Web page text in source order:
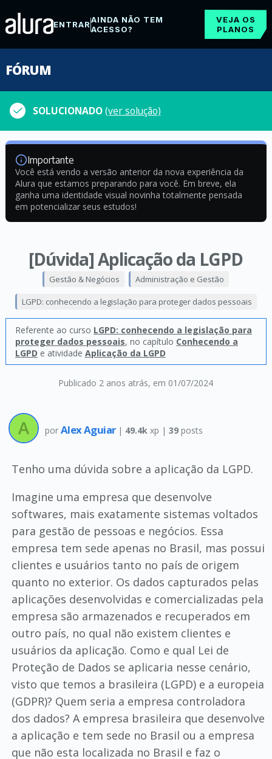
ENTRARAINDA NÃO TEM
ACESSO?
VEJA OS
PLANOS
FÓRUM
SOLUCIONADO(ver solução)
Importante
Você está vendo a versão anterior da nova experiência da
Alura que estamos preparando para você. Em breve, ela
ganha uma identidade visual novinha totalmente pensada
em potencializar seus estudos!
[Dúvida] Aplicação da LGPD
Publicado 2 anos atrás, em 01/07/2024
Gestão & Negócios Administração e Gestão
LGPD: conhecendo a legislação para proteger dados pessoais
Referente ao curso LGPD: conhecendo a legislação para
proteger dados pessoais, no capítulo Conhecendo a
LGPD e atividade Aplicação da LGPD
por Alex Aguiar | 49.4k xp | 39posts
Tenho uma dúvida sobre a aplicação da LGPD.
Imagine uma empresa que desenvolve
softwares, mais exatamente sistemas voltados
para gestão de pessoas e negócios. Essa
empresa tem sede apenas no Brasil, mas possui
clientes e usuários tanto no país de origem
quanto no exterior. Os dados capturados pelas
aplicações desenvolvidas e comercializadas pela
empresa são armazenados e recuperados em
outro país, no qual não existem clientes e
usuários da aplicação. Como e qual Lei de
Proteção de Dados se aplicaria nesse cenário,
visto que temos a brasileira (LGPD) e a europeia
(GDPR)? Quem seria a empresa controladora
dos dados? A empresa brasileira que desenvolve
a aplicação e tem sede no Brasil ou a empresa
que não esta localizada no Brasil e faz o